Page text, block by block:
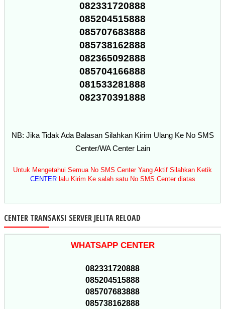
082331720888
085204515888
085707683888
085738162888
082365092888
085704166888
081533281888
082370391888
NB: Jika Tidak Ada Balasan Silahkan Kirim Ulang Ke No SMS
Center/WA Center Lain
Untuk Mengetahui Semua No SMS Center Yang Aktif Silahkan Ketik
CENTER lalu Kirim Ke salah satu No SMS Center diatas
CENTER TRANSAKSI SERVER JELITA RELOAD
WHATSAPP CENTER
082331720888
085204515888
085707683888
085738162888